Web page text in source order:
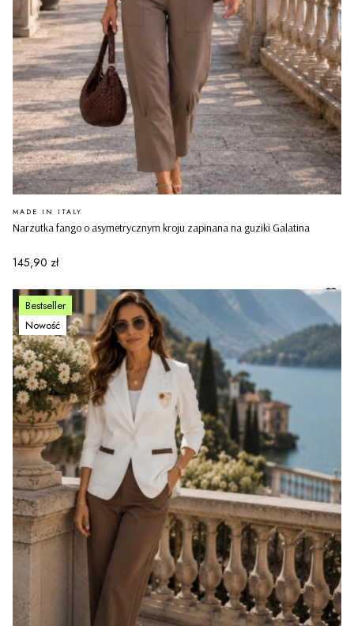
Narzutka fango o asymetrycznym kroju zapinana na guziki Galatina
PRODUCENT
MADE IN ITALY
Cena
145,90 zł
Bestseller
Nowość